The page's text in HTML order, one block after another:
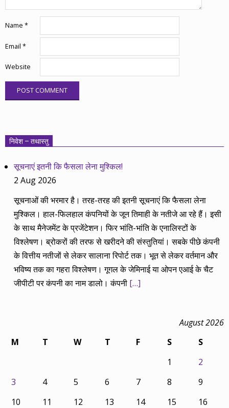
Name *
Email *
Website
निवेश – तथास्तु
सूचनाएं इतनी कि फैसला लेना मुश्किल!
2 Aug 2026
सूचनाओं की भरमार है। तरह-तरह की इतनी सूचनाएं कि फैसला लेना
मुश्किल। हाल-फिलहाल कंपनियों के जून तिमाही के नतीजे आ रहे हैं। इसी
के साथ मैनेजमेंट के प्रजेंटेशन। फिर भांति-भांति के एनालिस्टों के
विश्लेषण। ब्रोकरों की तरफ से खरीदने की संस्तुतियां। सबके पीछे कंपनी
के वित्तीय नतीजों से लेकर सालाना रिपोर्ट तक। भूत से लेकर वर्तमान और
भविष्य तक का गहरा विश्लेषण। गूगल के जेमिनाई या ओपन एआई के चैट
जीपीटी पर कंपनी का नाम डालो। कंपनी […]
August 2026
M
T W T F S
S
1
2
3
4 5 6 7 8
9
10
11 12 13 14 15
16